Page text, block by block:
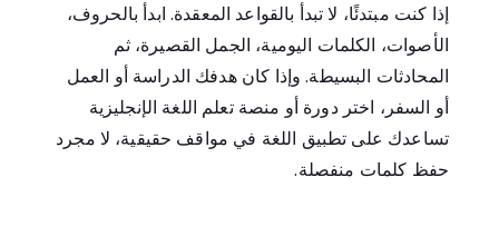
إذا كنت مبتدئًا، لا تبدأ بالقواعد المعقدة. ابدأ بالحروف،
الأصوات، الكلمات اليومية، الجمل القصيرة، ثم
المحادثات البسيطة. وإذا كان هدفك الدراسة أو العمل
أو السفر، اختر دورة أو منصة تعلم اللغة الإنجليزية
تساعدك على تطبيق اللغة في مواقف حقيقية، لا مجرد
حفظ كلمات منفصلة.